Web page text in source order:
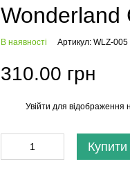
Wonderland
В наявності Артикул: WLZ-005
310.00 грн
Увійти для відображення
Купити